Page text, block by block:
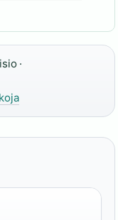
·